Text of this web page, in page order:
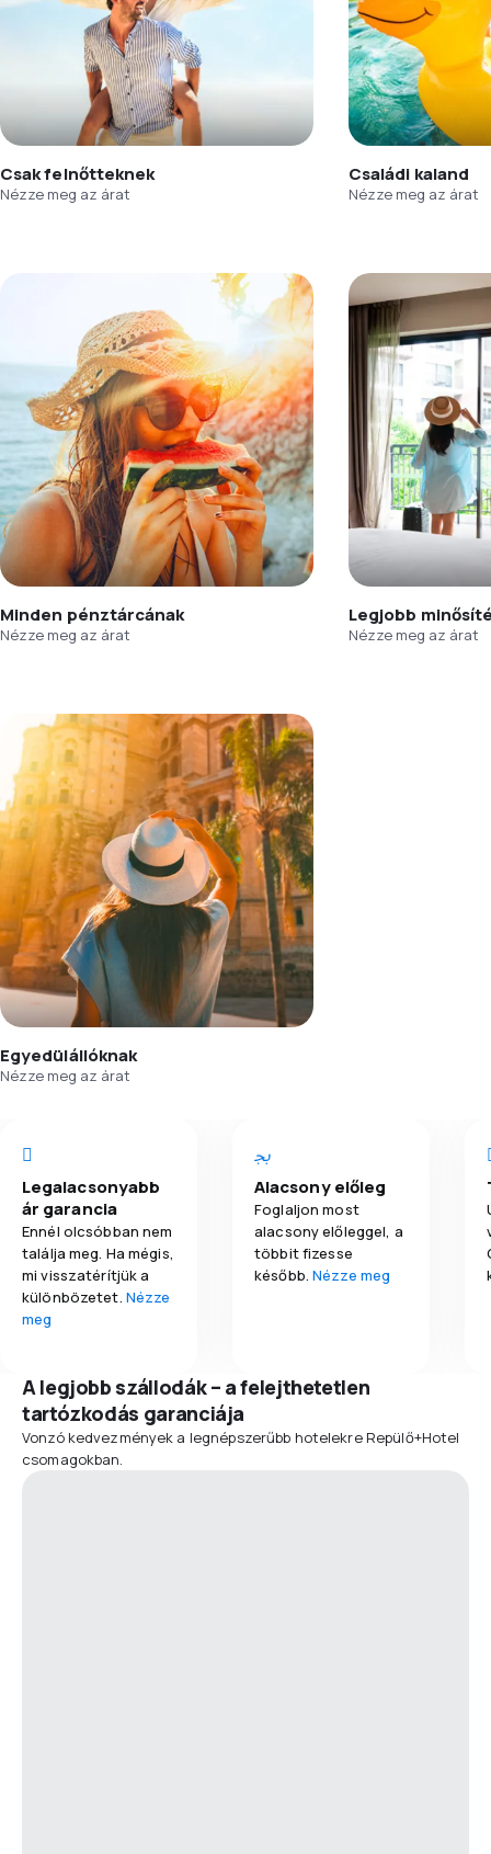
Csak felnőtteknek
Nézze meg az árat
Családi kaland
Nézze meg az árat
Minden pénztárcának
Nézze meg az árat
Legjobb
Nézze meg az árat
Egyedülállóknak
Nézze meg az árat
Legalacsonyabb
ár garancia
Ennél olcsóbban nem
találja meg. Ha mégis,
mi visszatérítjük a
különbözetet. Nézze
meg
Alacsony előleg
Foglaljon most
alacsony előleggel, a
többit fizesse
később.Nézze meg
A legjobb szállodák – a felejthetetlen
tartózkodás garanciája
Vonzó kedvezmények a legnépszerűbb hotelekre Repülő+Hotel
csomagokban.